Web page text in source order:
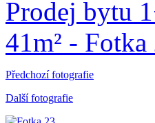
Předchozí fotografie
Další fotografie